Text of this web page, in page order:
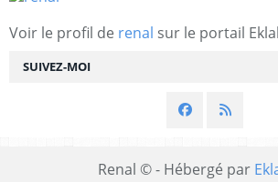
SUIVEZ-MOI
Voir le profil de renal sur le portail
Renal © - Hébergé par